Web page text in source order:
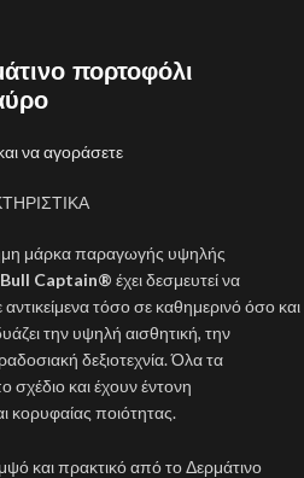
πορτοφόλι
να αγοράσετε
μάρκα παραγωγής υψηλής
Bull Captain® έχει δεσμευτεί να
τόσο σε καθημερινό όσο και
την υψηλή αισθητική, την
δεξιοτεχνία. Όλα τα
σχέδιο και έχουν έντονη
κορυφαίας ποιότητας.
και πρακτικό από το Δερμάτινο